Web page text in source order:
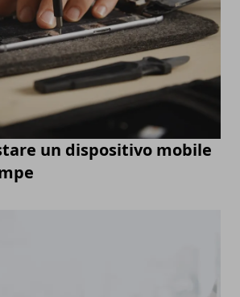
un dispositivo mobile